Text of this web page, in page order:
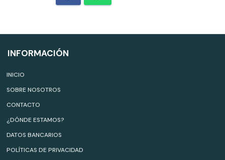
INFORMACIÓN
INICIO
SOBRE NOSOTROS
CONTACTO
¿DÓNDE ESTAMOS?
DATOS BANCARIOS
POLÍTICAS DE PRIVACIDAD